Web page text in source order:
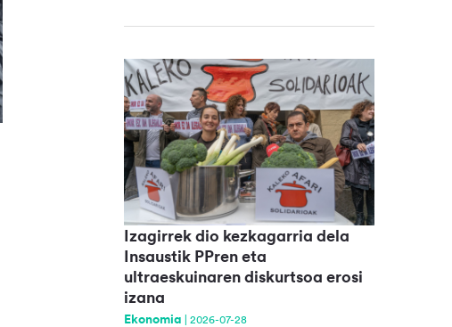
Izagirrek dio kezkagarria dela
Insaustik PPren eta
ultraeskuinaren diskurtsoa erosi
izana
Ekonomia 2026-07-28